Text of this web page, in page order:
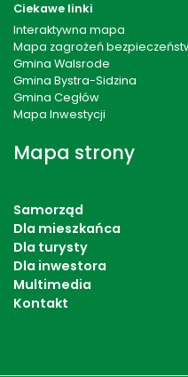
Ciekawe linki
Interaktywna mapa
Mapa zagrożeń
Gmina Walsrode
Gmina Bystra-Sidzina
Gmina Cegłów
Mapa Inwestycji
Mapa strony
Samorząd
Dla mieszkańca
Dla turysty
Dla inwestora
Multimedia
Kontakt